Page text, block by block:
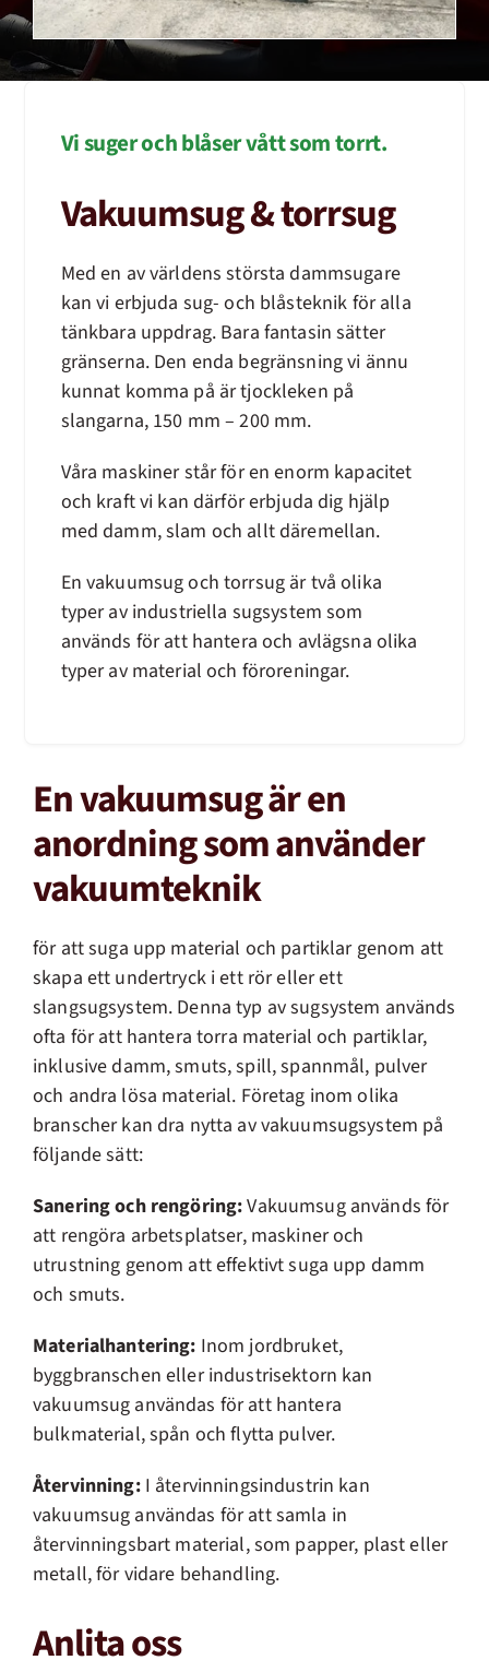
Vi suger och blåser vått som torrt.
Vakuumsug & torrsug
Med en av världens största dammsugare
kan vi erbjuda sug- och blåsteknik för alla
tänkbara uppdrag. Bara fantasin sätter
gränserna. Den enda begränsning vi ännu
kunnat komma på är tjockleken på
slangarna, 150 mm – 200 mm.
Våra maskiner står för en enorm kapacitet
och kraft vi kan därför erbjuda dig hjälp
med damm, slam och allt däremellan.
En vakuumsug och torrsug är två olika
typer av industriella sugsystem som
används för att hantera och avlägsna olika
typer av material och föroreningar.
En vakuumsug är en
anordning som använder
vakuumteknik
för att suga upp material och partiklar genom att
skapa ett undertryck i ett rör eller ett
slangsugsystem. Denna typ av sugsystem används
ofta för att hantera torra material och partiklar,
inklusive damm, smuts, spill, spannmål, pulver
och andra lösa material. Företag inom olika
branscher kan dra nytta av vakuumsugsystem på
följande sätt:
Sanering och rengöring:Vakuumsug används för
att rengöra arbetsplatser, maskiner och
utrustning genom att effektivt suga upp damm
och smuts.
Materialhantering: Inom jordbruket,
byggbranschen eller industrisektorn kan
vakuumsug användas för att hantera
bulkmaterial, spån och flytta pulver.
Återvinning:I återvinningsindustrin kan
vakuumsug användas för att samla in
återvinningsbart material, som papper, plast eller
metall, för vidare behandling.
Anlita oss